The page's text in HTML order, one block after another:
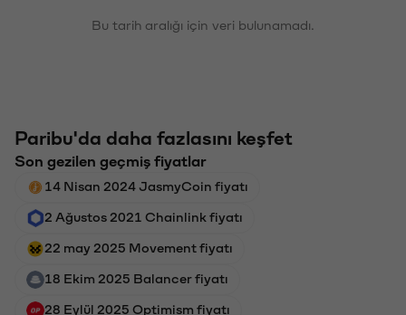
Bu tarih aralığı için veri bulunamadı.
Paribu'da daha fazlasını keşfet
Son gezilen geçmiş fiyatlar
14 Nisan 2024 JasmyCoin fiyatı
2 Ağustos 2021 Chainlink fiyatı
22 may 2025 Movement fiyatı
18 Ekim 2025 Balancer fiyatı
28 Eylül 2025 Optimism fiyatı